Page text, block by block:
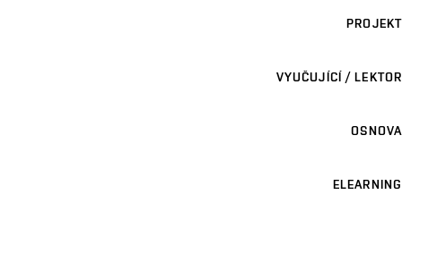
PROJEKT
VYUČUJÍCÍ / LEKTOR
OSNOVA
ELEARNING